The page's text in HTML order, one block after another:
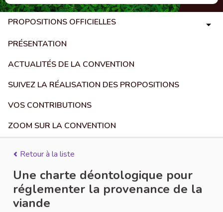
PROPOSITIONS OFFICIELLES
PRÉSENTATION
ACTUALITÉS DE LA CONVENTION
SUIVEZ LA RÉALISATION DES PROPOSITIONS
VOS CONTRIBUTIONS
ZOOM SUR LA CONVENTION
Retour à la liste
Une charte déontologique pour
réglementer la provenance de la
viande